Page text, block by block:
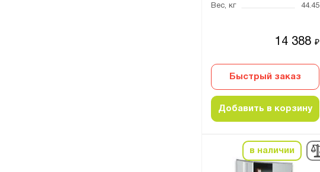
Вес, кг
44.45
14 388 ₽
Быстрый заказ
Добавить в корзину
в наличии